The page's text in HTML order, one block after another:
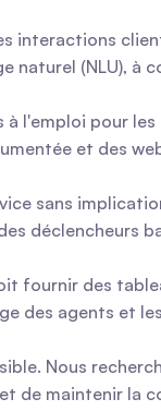
interactions
naturel (NLU), à
l'emploi pour les
et des
sans
déclencheurs
fournir des
des agents et
Nous
de maintenir la